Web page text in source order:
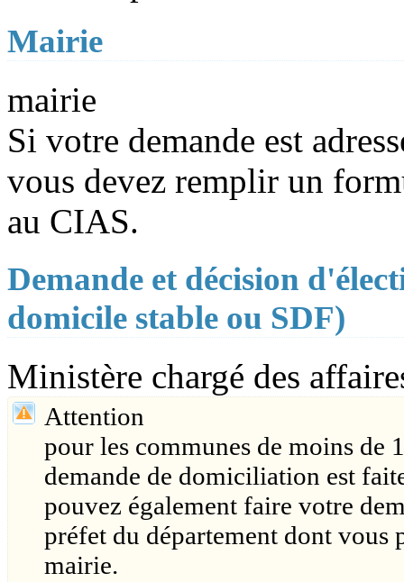
Mairie
mairie
Si votre demande est
vous devez remplir un
au CIAS.
Demande et décision
domicile stable ou SDF)
Ministère chargé des
Attention
pour les communes de moins de
demande de domiciliation est
pouvez également faire votre
préfet du département dont vous
mairie.